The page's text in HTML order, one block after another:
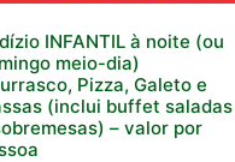
INFANTIL à noite (ou
meio-dia)
Pizza, Galeto e
(inclui buffet saladas
– valor por